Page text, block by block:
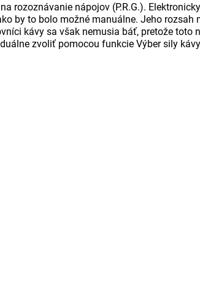
nápojov (P.R.G.).
by to bolo možné manuálne. Jeho
kávy sa však nemusia báť, pretože toto
zvoliť pomocou funkcie Výber sily